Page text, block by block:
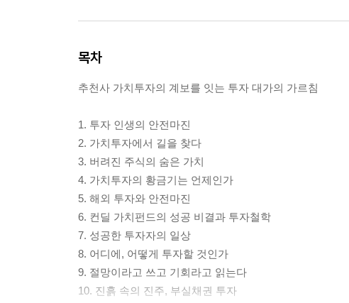
목차
추천사 가치투자의 계보를 잇는 투자 대가의 가르침
1. 투자 인생의 안전마진
2. 가치투자에서 길을 찾다
3. 버려진 주식의 숨은 가치
4. 가치투자의 황금기는 언제인가
5. 해외 투자와 안전마진
6. 컨딜 가치펀드의 성공 비결과 투자철학
7. 성공한 투자자의 일상
8. 어디에, 어떻게 투자할 것인가
9. 절망이라고 쓰고 기회라고 읽는다
10. 진흙 속의 진주, 부실채권 투자